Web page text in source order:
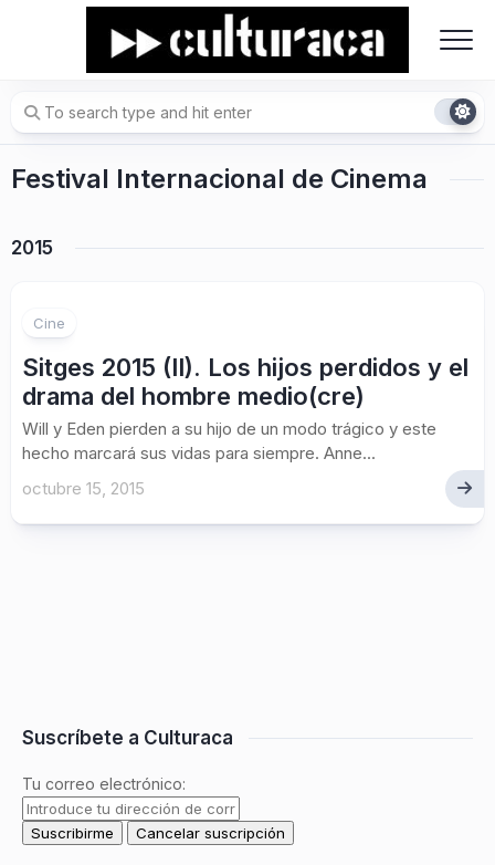
Festival Internacional de Cinema
2015
Cine
Sitges 2015 (II). Los hijos perdidos y el
drama del hombre medio(cre)
Will y Eden pierden a su hijo de un modo trágico y este
hecho marcará sus vidas para siempre. Anne...
octubre 15, 2015
Suscríbete a Culturaca
Tu correo electrónico: